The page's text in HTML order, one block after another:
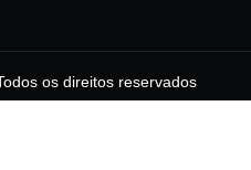
os direitos reservados